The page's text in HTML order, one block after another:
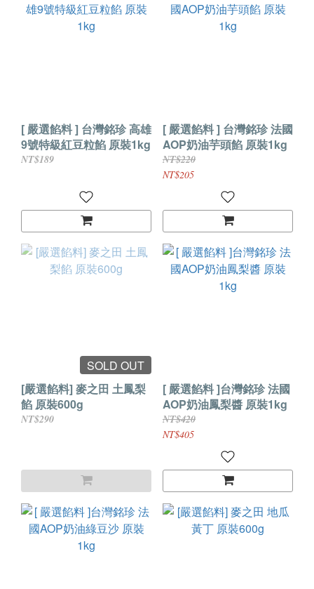
[ 嚴選餡料 ] 台灣銘珍 高雄
9號特級紅豆粒餡 原裝1kg
NT$189
[ 嚴選餡料 ] 台灣銘珍 法國
AOP奶油芋頭餡 原裝1kg
NT$220
NT$205
SOLD OUT
[嚴選餡料] 麥之田 土鳳梨
餡 原裝600g
NT$290
[ 嚴選餡料 ]台灣銘珍 法國
AOP奶油鳳梨醬 原裝1kg
NT$420
NT$405